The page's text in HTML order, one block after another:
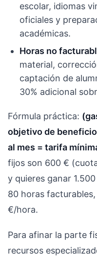
escolar, idiomas
oficiales y
académicas.
Horas no
material,
captación de
30% adicional
Fórmula práctica:
objetivo de
al mes = tarifa
fijos son 600 €
y quieres ganar
80 horas
€/hora.
Para afinar la parte
recursos